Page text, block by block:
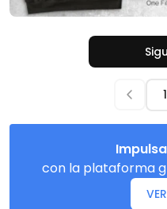
con la plataforma